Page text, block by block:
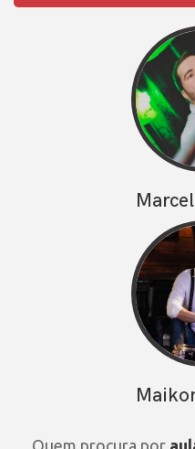
Quem procura por